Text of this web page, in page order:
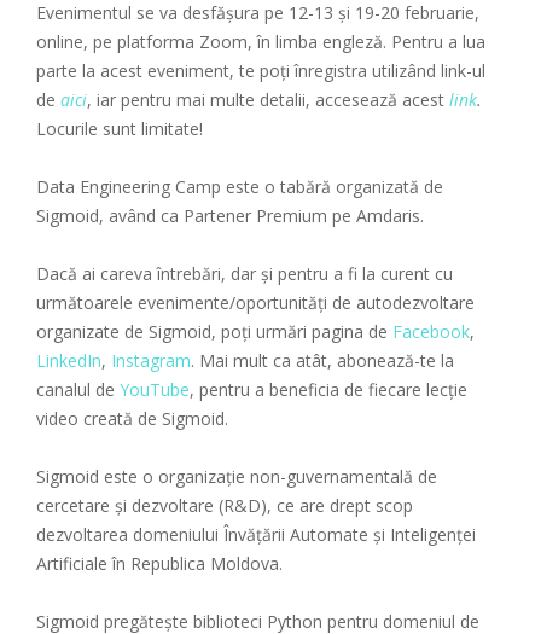
Evenimentul se va desfășura pe 12-13 și 19-20 februarie,
online, pe platforma Zoom, în limba engleză. Pentru a lua
parte la acest eveniment, te poți înregistra utilizând link-ul
de aici, iar pentru mai multe detalii, accesează acest link.
Locurile sunt limitate!
Data Engineering Camp este o tabără organizată de
Sigmoid, având ca Partener Premium pe Amdaris.
Dacă ai careva întrebări, dar și pentru a fi la curent cu
următoarele evenimente/oportunități de autodezvoltare
organizate de Sigmoid, poți urmări pagina de Facebook,
LinkedIn, Instagram. Mai mult ca atât, abonează-te la
canalul de YouTube, pentru a beneficia de fiecare lecție
video creată de Sigmoid.
Sigmoid este o organizație non-guvernamentală de
cercetare și dezvoltare (R&D), ce are drept scop
dezvoltarea domeniului Învățării Automate și Inteligenței
Artificiale în Republica Moldova.
Sigmoid pregătește biblioteci Python pentru domeniul de